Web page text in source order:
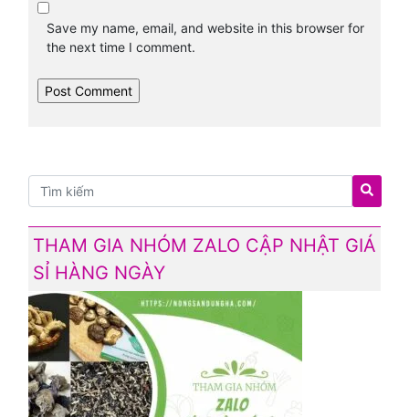
Save my name, email, and website in this browser for
the next time I comment.
THAM GIA NHÓM ZALO CẬP NHẬT GIÁ
SỈ HÀNG NGÀY